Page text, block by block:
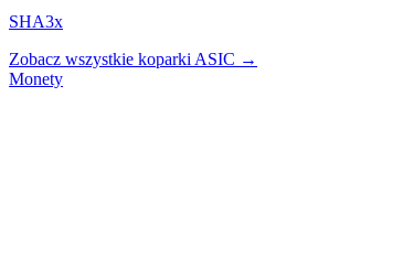
SHA3x
Zobacz wszystkie koparki ASIC →
Monety